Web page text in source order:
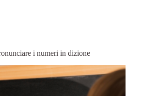
i numeri in dizione